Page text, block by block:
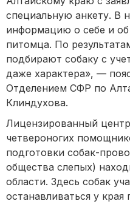
специальную анкету. В
информацию о себе и
питомца. По
подбирают собаку с
даже характера», —
Отделением СФР по
Клиндухова.
Лицензированный
четвероногих
подготовки собак-
общества слепых)
области. Здесь собак
останавливаться у края